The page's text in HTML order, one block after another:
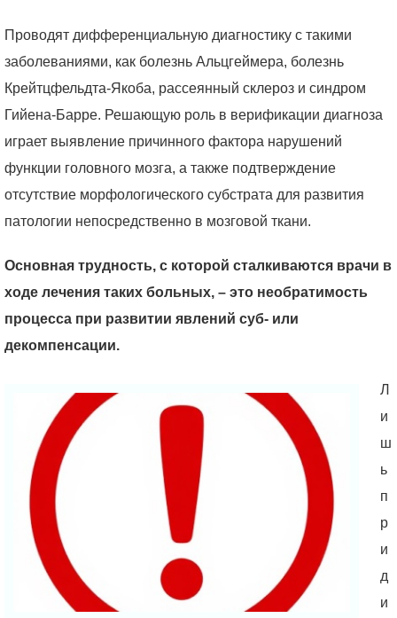
Проводят дифференциальную диагностику с такими
заболеваниями, как болезнь Альцгеймера, болезнь
Крейтцфельдта-Якоба, рассеянный склероз и синдром
Гийена-Барре. Решающую роль в верификации диагноза
играет выявление причинного фактора нарушений
функции головного мозга, а также подтверждение
отсутствие морфологического субстрата для развития
патологии непосредственно в мозговой ткани.
Основная трудность, с которой сталкиваются врачи в
ходе лечения таких больных, – это необратимость
процесса при развитии явлений суб- или
декомпенсации.
Л
и
ш
ь
п
р
и
д
и